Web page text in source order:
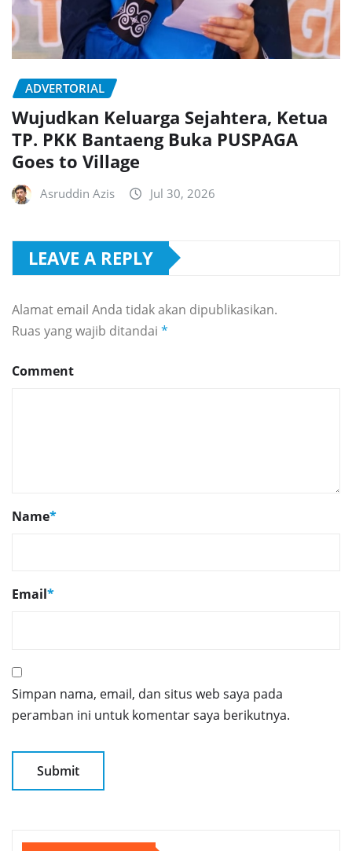
ADVERTORIAL
Wujudkan Keluarga Sejahtera, Ketua
TP. PKK Bantaeng Buka PUSPAGA
Goes to Village
Asruddin Azis Jul 30, 2026
LEAVE A REPLY
Alamat email Anda tidak akan dipublikasikan.
Ruas yang wajib ditandai *
Comment
Name*
Email*
Simpan nama, email, dan situs web saya pada
peramban ini untuk komentar saya berikutnya.